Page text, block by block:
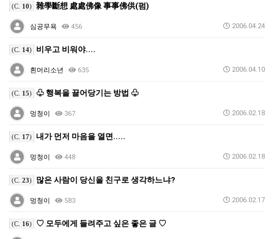
(C. 10) 雜學斷想 處處佛像 事事佛供(펌)
심공무욕 456 2006.04.24
(C. 14) 비우고 비워야....
흰머리소년 635 2006.04.10
(C. 15) ♧ 행복을 끌어당기는 방법 ♧
멍청이 367 2006.02.18
(C. 17) 내가 먼저 마음을 열면.....
멍청이 448 2006.02.18
(C. 23) 많은 사람이 당신을 친구로 생각하느냐?
멍청이 583 2006.02.17
(C. 16) ♡ 모두에게 들려주고 싶은 좋은 글 ♡